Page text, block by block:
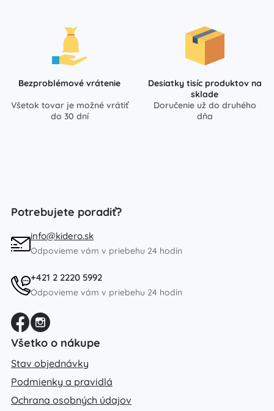
Bezproblémové vrátenie
Všetok tovar je možné vrátiť
do 30 dní
Desiatky tisíc produktov na
sklade
Doručenie už do druhého
dňa
Potrebujete poradiť?
info@kidero.sk
Odpovieme vám v priebehu 24 hodín
+421 2 2220 5992
Odpovieme vám v priebehu 24 hodín
Všetko o nákupe
Stav objednávky
Podmienky a pravidlá
Ochrana osobných údajov